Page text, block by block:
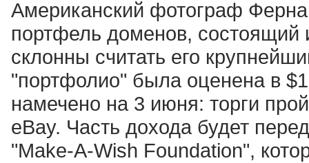
Американский фотограф
портфель доменов,
склонны считать его
"портфолио" была оценена в
намечено на 3 июня: торги
eBay. Часть дохода будет
"Make-A-Wish Foundation",